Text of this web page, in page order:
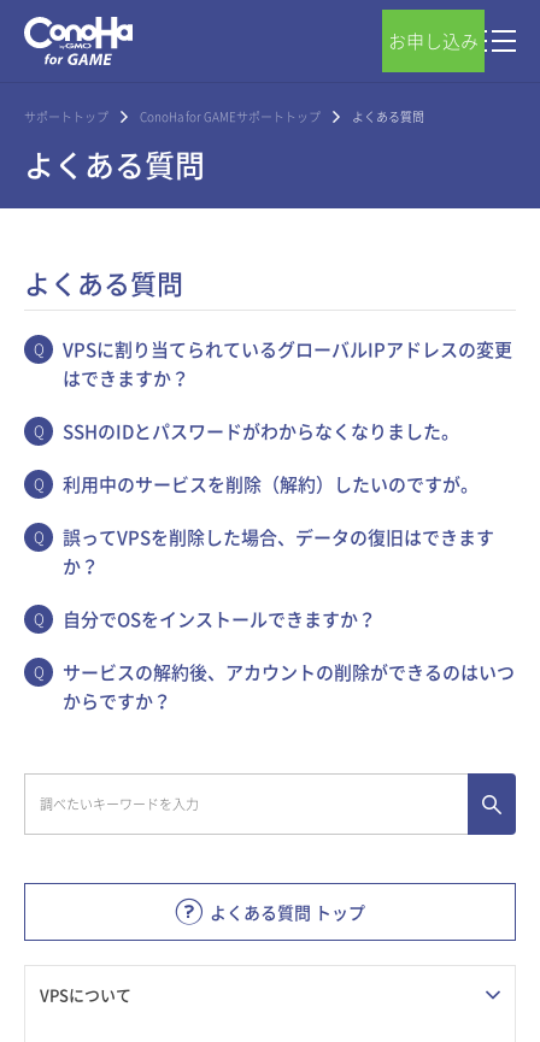
お申し込み
サポートトップ ConoHa for GAMEサポートトップ よくある質問
よくある質問
よくある質問 トップ
VPSについて
よくある質問
VPSに割り当てられているグローバルIPアドレスの変更
はできますか？
SSHのIDとパスワードがわからなくなりました。
利用中のサービスを削除（解約）したいのですが。
誤ってVPSを削除した場合、データの復旧はできます
か？
自分でOSをインストールできますか？
サービスの解約後、アカウントの削除ができるのはいつ
からですか？